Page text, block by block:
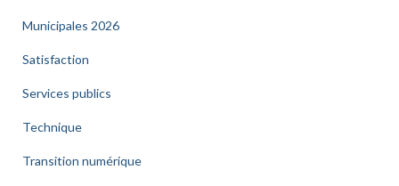
Municipales 2026
Satisfaction
Services publics
Technique
Transition numérique